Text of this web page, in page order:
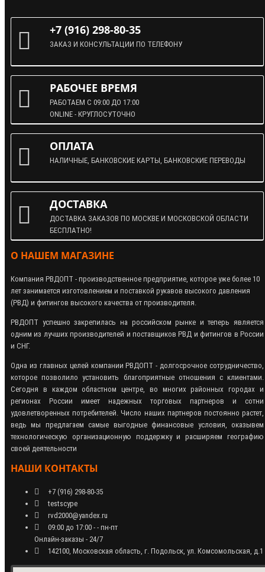
+7 (916) 298-80-35
ЗАКАЗ И КОНСУЛЬТАЦИИ ПО ТЕЛЕФОНУ
РАБОЧЕЕ ВРЕМЯ
РАБОТАЕМ С 09:00 ДО 17:00
ONLINE - КРУГЛОСУТОЧНО
ОПЛАТА
НАЛИЧНЫЕ, БАНКОВСКИЕ КАРТЫ, БАНКОВСКИЕ ПЕРЕВОДЫ
ДОСТАВКА
ДОСТАВКА ЗАКАЗОВ ПО МОСКВЕ И МОСКОВСКОЙ ОБЛАСТИ
БЕСПЛАТНО!
О НАШЕМ МАГАЗИНЕ
Компания РВДОПТ - производственное предприятие, которое уже более 10
лет занимается изготовлением и поставкой рукавов высокого давления
(РВД) и фитингов высокого качества от производителя.
РВДОПТ успешно закрепилась на российском рынке и теперь является
одним из лучших производителей и поставщиков РВД и фитингов в России
и СНГ.
Одна из главных целей компании РВДОПТ - долгосрочное сотрудничество,
которое позволило установить благоприятные отношения с клиентами.
Сегодня в каждом областном центре, во многих районных городах и
регионах России имеет надежных торговых партнеров и сотни
удовлетворенных потребителей. Число наших партнеров постоянно растет,
ведь мы предлагаем самые выгодные финансовые условия, оказывем
технологическую организационную поддержку и расширяем географию
своей деятельности
НАШИ КОНТАКТЫ
+7 (916) 298-80-35
testscype
rvd2000@yandex.ru
09:00 до 17:00 - - пн-пт
Онлайн-заказы - 24/7
142100, Московская область, г. Подольск, ул. Комсомольская, д.1